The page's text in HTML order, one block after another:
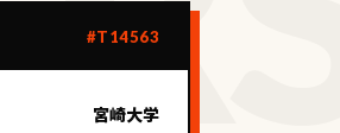
#T14563
宮崎大学